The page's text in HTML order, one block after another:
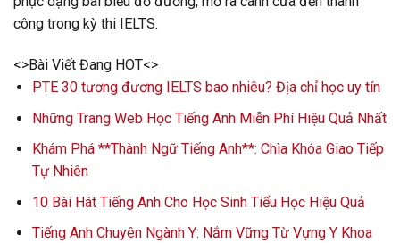
công trong kỳ thi IELTS.
<>Bài Viết Đang HOT<>
PTE 30 tương đương IELTS bao nhiêu? Địa chỉ học uy tín
Những Trang Web Học Tiếng Anh Miễn Phí Hiệu Quả Nhất
Khám Phá **Thành Ngữ Tiếng Anh**: Chìa Khóa Giao Tiếp
Tự Nhiên
10 Bài Hát Tiếng Anh Cho Học Sinh Tiểu Học Hiệu Quả
Tiếng Anh Chuyên Ngành Y: Nắm Vững Từ Vựng Y Khoa